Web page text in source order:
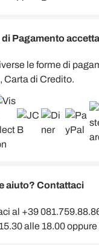
di Pagamento
le forme di
Carta di Credito.
aiuto? Contattaci
al +39
alle 18.00 oppure